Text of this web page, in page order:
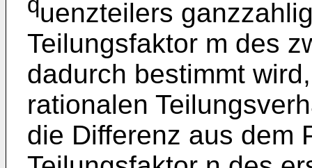
uenzteilers
Teilungsfaktor m des
dadurch bestimmt
rationalen
die Differenz aus dem